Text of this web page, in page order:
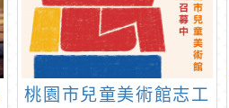
桃園市兒童美術館志工